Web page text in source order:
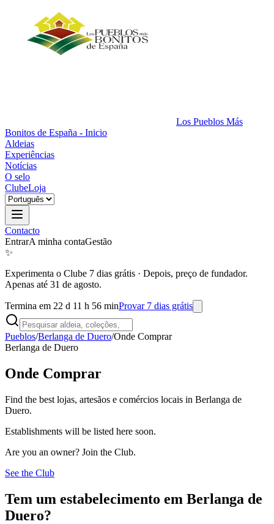
Los Pueblos Más
Bonitos de España - Inicio
Aldeias
Experiências
Notícias
O selo
ClubeLoja
Contacto
EntrarA minha contaGestão
✨
Experimenta o Clube 7 dias grátis · Depois, preço de fundador.
Apenas até 31 de agosto.
Termina em 22 d 11 h 56 minProvar 7 dias grátis
Pueblos/Berlanga de Duero/Onde Comprar
Berlanga de Duero
Onde Comprar
Find the best lojas, artesãos e comércios locais in Berlanga de
Duero.
Establishments will be listed here soon.
Are you an owner? Join the Club.
See the Club
Tem um estabelecimento em Berlanga de
Duero?